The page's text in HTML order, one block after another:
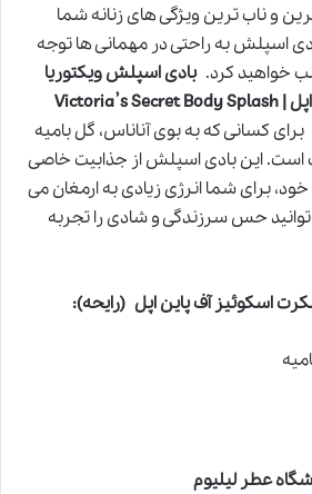
و ناب ترین ویژگی های زنانه شما
اسپلش به راحتی در مهمانی ها توجه
خواهید کرد. بادی اسپلش ویکتوریا
سکرت اسکوئیز آف پاین اپل | Victoria’s Secret Body Splash
برای کسانی که به بوی آناناس، گل بامیه
است. این بادی اسپلش از جذابیت خاصی
برای شما انرژی زیادی به ارمغان می
حس سرزندگی و شادی را تجربه
اسکوئیز آف پاین اپل (رایحه):
عطر لیلیوم